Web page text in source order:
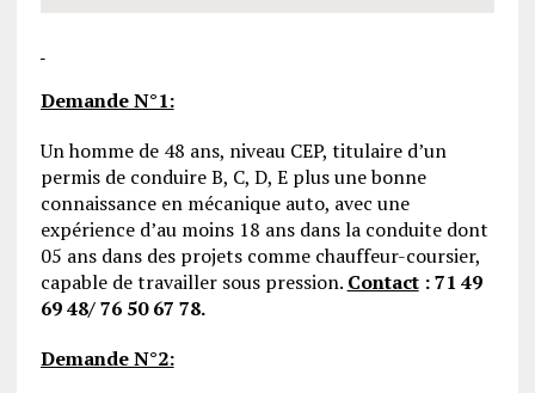
Demande N°1:
Un homme de 48 ans, niveau CEP, titulaire d’un
permis de conduire B, C, D, E plus une bonne
connaissance en mécanique auto, avec une
expérience d’au moins 18 ans dans la conduite dont
05 ans dans des projets comme chauffeur-coursier,
capable de travailler sous pression. Contact: 71 49
69 48/ 76 50 67 78.
Demande N°2: